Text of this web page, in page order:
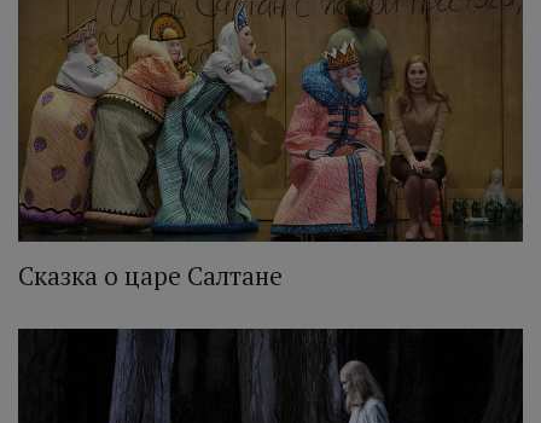
Сказка о царе Салтане